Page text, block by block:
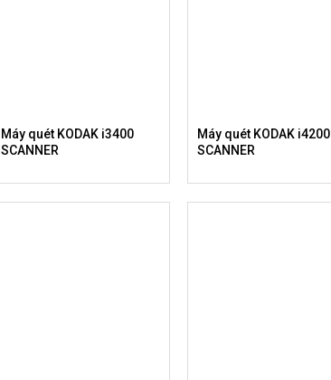
Máy quét KODAK i3400
SCANNER
Máy quét KODAK i4200
SCANNER